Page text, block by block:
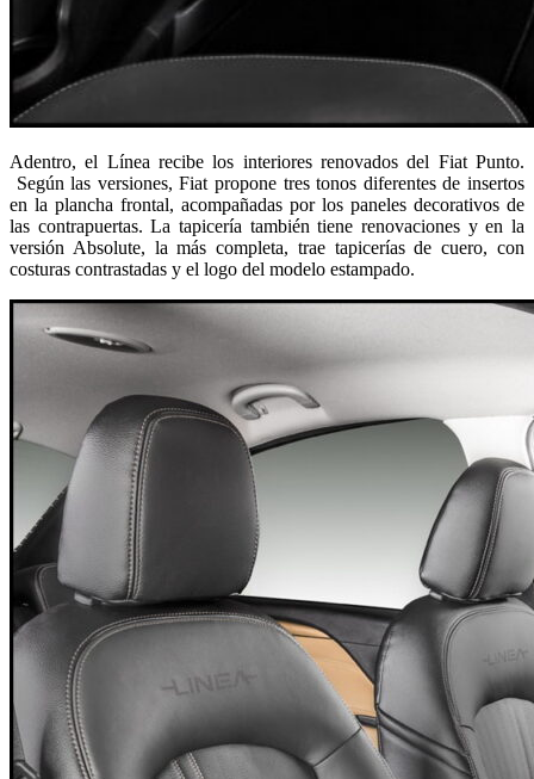
Adentro, el Línea recibe los interiores renovados del Fiat Punto.
Según las versiones, Fiat propone tres tonos diferentes de insertos
en la plancha frontal, acompañadas por los paneles decorativos de
las contrapuertas. La tapicería también tiene renovaciones y en la
versión Absolute, la más completa, trae tapicerías de cuero, con
costuras contrastadas y el logo del modelo estampado.